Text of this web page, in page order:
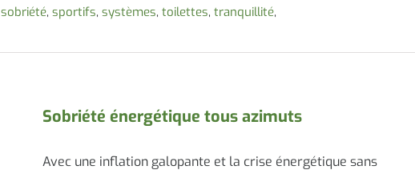
sobriété, sportifs, systèmes, toilettes, tranquillité,
Sobriété énergétique tous azimuts
Avec une inflation galopante et la crise énergétique sans